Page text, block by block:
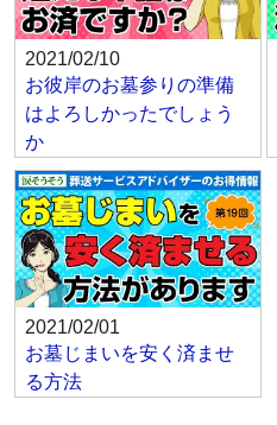
2021/02/10
お彼岸のお墓参りの準備
はよろしかったでしょう
か
2021/02/01
お墓じまいを安く済ませ
る方法